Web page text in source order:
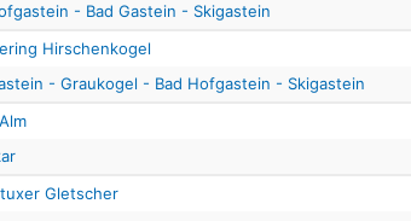
- Bad Gastein - Skigastein
Hirschenkogel
- Graukogel - Bad Hofgastein - Skigastein
Gletscher